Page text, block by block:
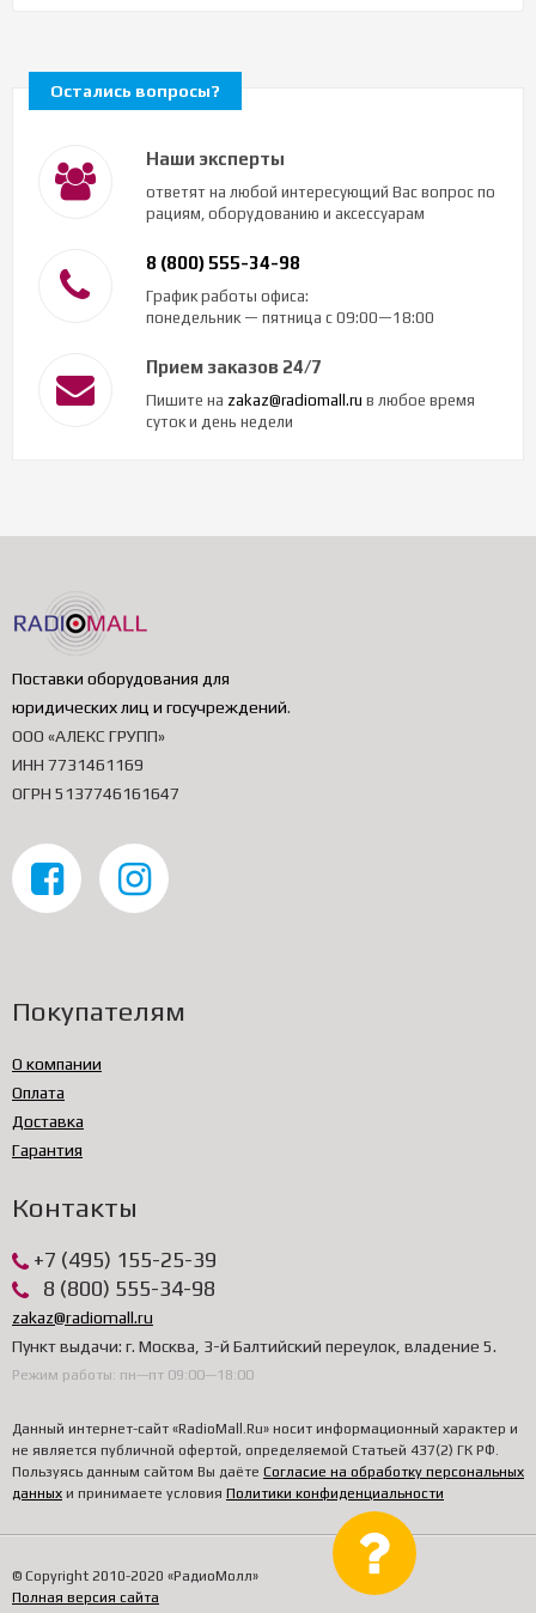
Остались вопросы?
Наши эксперты
ответят на любой интересующий Вас вопрос по
рациям, оборудованию и аксессуарам
8 (800) 555-34-98
График работы офиса:
понедельник — пятница с 09:00—18:00
Прием заказов 24/7
Пишите на zakaz@radiomall.ru в любое время
суток и день недели
Поставки оборудования для
юридических лиц и госучреждений.
ООО «АЛЕКС ГРУПП»
ИНН 7731461169
ОГРН 5137746161647
Покупателям
О компании
Оплата
Доставка
Гарантия
Контакты
+7 (495) 155-25-39
8 (800) 555-34-98
zakaz@radiomall.ru
Пункт выдачи: г. Москва, 3-й Балтийский переулок, владение 5.
Режим работы: пн—пт 09:00—18:00
Данный интернет-сайт «RadioMall.Ru» носит информационный характер и
не является публичной офертой, определяемой Статьей 437(2) ГК РФ.
Пользуясь данным сайтом Вы даёте Согласие на обработку персональных
данных и принимаете условия Политики конфиденциальности
© Copyright 2010-2020 «РадиоМолл»
Полная версия сайта